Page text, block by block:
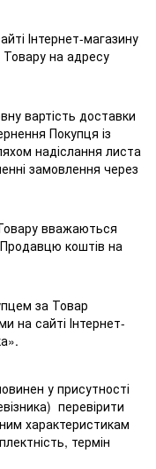
Інтернет-магазину
на адресу
вартість доставки
Покупця із
надіслання листа
замовлення через
вважаються
коштів на
за Товар
на сайті Інтернет-
у присутності
перевірити
характеристикам
термін